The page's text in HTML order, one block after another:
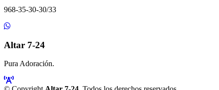
968-35-30-30/33
Altar 7-24
Pura Adoración.